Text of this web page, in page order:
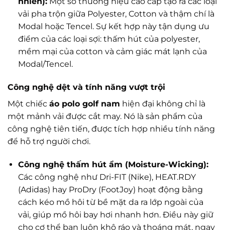
vải pha trộn giữa Polyester, Cotton và thậm chí là
Modal hoặc Tencel. Sự kết hợp này tận dụng ưu
điểm của các loại sợi: thấm hút của polyester,
mềm mại của cotton và cảm giác mát lạnh của
Modal/Tencel.
Công nghệ dệt và tính năng vượt trội
Một chiếc áo polo golf nam hiện đại không chỉ là
một mảnh vải được cắt may. Nó là sản phẩm của
công nghệ tiên tiến, được tích hợp nhiều tính năng
để hỗ trợ người chơi.
Công nghệ thấm hút ẩm (Moisture-Wicking):
Các công nghệ như Dri-FIT (Nike), HEAT.RDY
(Adidas) hay ProDry (FootJoy) hoạt động bằng
cách kéo mồ hôi từ bề mặt da ra lớp ngoài của
vải, giúp mồ hôi bay hơi nhanh hơn. Điều này giữ
cho cơ thể bạn luôn khô ráo và thoáng mát, ngay